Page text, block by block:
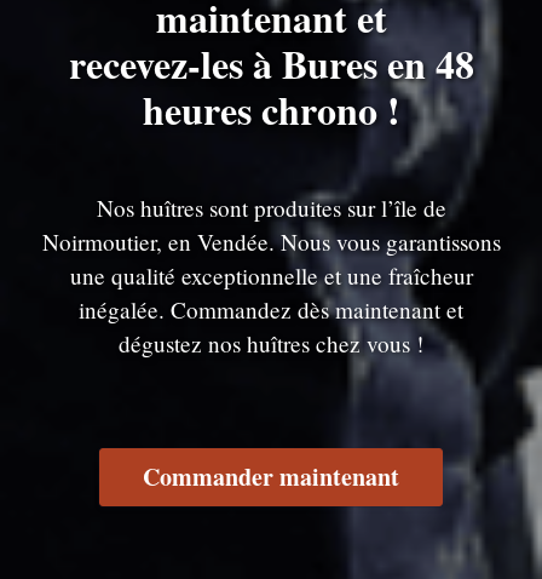
maintenant et
recevez-les à Bures en 48
heures chrono !
Nos huîtres sont produites sur l’île de
Noirmoutier, en Vendée. Nous vous garantissons
une qualité exceptionnelle et une fraîcheur
inégalée. Commandez dès maintenant et
dégustez nos huîtres chez vous !
Commander maintenant